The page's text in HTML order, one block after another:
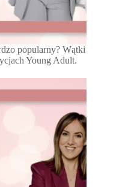
popularny? Wątki
Young Adult.